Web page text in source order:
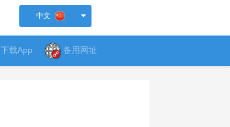
中文
下载App 备用网址